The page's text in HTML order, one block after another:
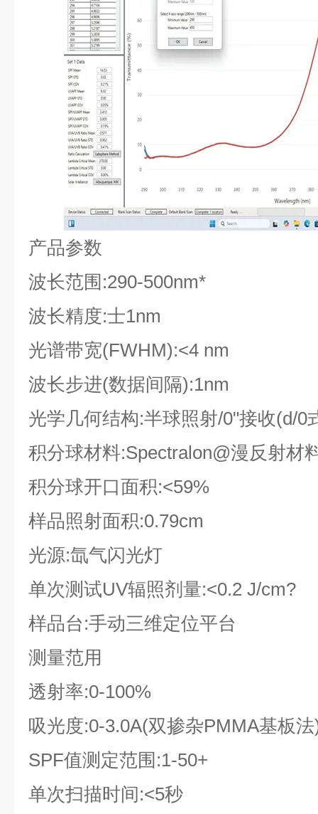
产品参数
波长范围:290-500nm*
波长精度:士1nm
光谱带宽(FWHM):<4 nm
波长步进(数据间隔):1nm
光学几何结构:半球照射/0"接收(d/0
积分球材料:Spectralon@漫反射材
积分球开口面积:<59%
样品照射面积:0.79cm
光源:氙气闪光灯
单次测试UV辐照剂量:<0.2 J/cm?
样品台:手动三维定位平台
测量范用
透射率:0-100%
吸光度:0-3.0A(双掺杂PMMA基板
SPF值测定范围:1-50+
单次扫描时间:<5秒